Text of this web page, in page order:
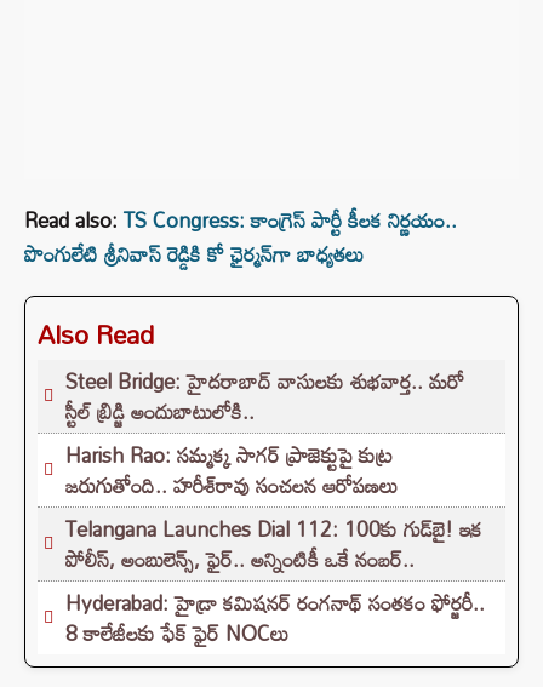
Read also:TS Congress: కాంగ్రెస్‌ పార్టీ కీలక నిర్ణయం..
పొంగులేటి శ్రీనివాస్ రెడ్డికి కో ఛైర్మన్‌గా బాధ్యతలు
Also Read
Steel Bridge: హైదరాబాద్ వాసులకు శుభవార్త.. మరో
స్టీల్ బ్రిడ్జి అందుబాటులోకి..
Harish Rao: సమ్మక్క సాగర్ ప్రాజెక్టుపై కుట్ర
జరుగుతోంది.. హరీశ్‌రావు సంచలన ఆరోపణలు
Telangana Launches Dial 112: 100కు గుడ్‌బై! ఇక
పోలీస్, అంబులెన్స్, ఫైర్.. అన్నింటికీ ఒకే నంబర్..
Hyderabad: హైడ్రా కమిషనర్ రంగనాథ్ సంతకం ఫోర్జరీ..
8 కాలేజీలకు ఫేక్ ఫైర్ NOCలు